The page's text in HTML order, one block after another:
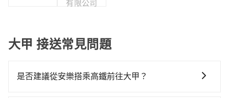
有限公司
大甲 接送常見問題
是否建議從安樂搭乘高鐵前往大甲？